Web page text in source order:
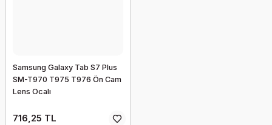
Samsung Galaxy Tab S7 Plus
SM-T970 T975 T976 Ön Cam
Lens Ocalı
716,25 TL